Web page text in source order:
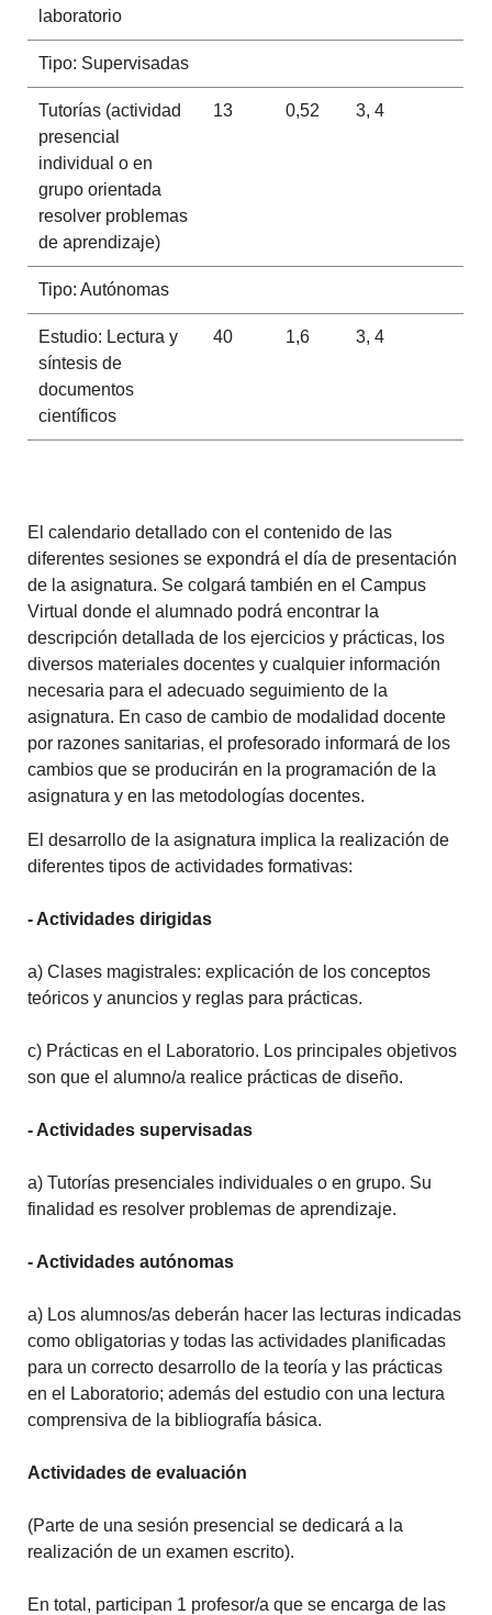
laboratorio
Tipo: Supervisadas
Tutorías (actividad
presencial
individual o en
grupo orientada
resolver problemas
de aprendizaje)
13 0,52 3, 4
Tipo: Autónomas
Estudio: Lectura y
síntesis de
documentos
científicos
40 1,6 3, 4
El calendario detallado con el contenido de las
diferentes sesiones se expondrá el día de presentación
de la asignatura. Se colgará también en el Campus
Virtual donde el alumnado podrá encontrar la
descripción detallada de los ejercicios y prácticas, los
diversos materiales docentes y cualquier información
necesaria para el adecuado seguimiento de la
asignatura. En caso de cambio de modalidad docente
por razones sanitarias, el profesorado informará de los
cambios que se producirán en la programación de la
asignatura y en las metodologías docentes.
El desarrollo de la asignatura implica la realización de
diferentes tipos de actividades formativas:
- Actividades dirigidas
a) Clases magistrales: explicación de los conceptos
teóricos y anuncios y reglas para prácticas.
c) Prácticas en el Laboratorio. Los principales objetivos
son que el alumno/a realice prácticas de diseño.
- Actividades supervisadas
a) Tutorías presenciales individuales o en grupo. Su
finalidad es resolver problemas de aprendizaje.
- Actividades autónomas
a) Los alumnos/as deberán hacer las lecturas indicadas
como obligatorias y todas las actividades planificadas
para un correcto desarrollo de la teoría y las prácticas
en el Laboratorio; además del estudio con una lectura
comprensiva de la bibliografía básica.
Actividades de evaluación
(Parte de una sesión presencial se dedicará a la
realización de un examen escrito).
En total, participan 1 profesor/a que se encarga de las